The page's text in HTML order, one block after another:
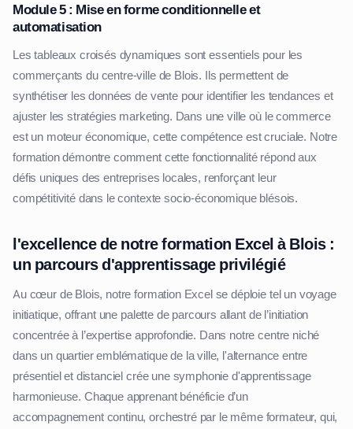
Module 5 : Mise en forme conditionnelle et
automatisation
Les tableaux croisés dynamiques sont essentiels pour les
commerçants du centre-ville de Blois. Ils permettent de
synthétiser les données de vente pour identifier les tendances et
ajuster les stratégies marketing. Dans une ville où le commerce
est un moteur économique, cette compétence est cruciale. Notre
formation démontre comment cette fonctionnalité répond aux
défis uniques des entreprises locales, renforçant leur
compétitivité dans le contexte socio-économique blésois.
l'excellence de notre formation Excel à Blois :
un parcours d'apprentissage privilégié
Au cœur de Blois, notre formation Excel se déploie tel un voyage
initiatique, offrant une palette de parcours allant de l’initiation
concentrée à l’expertise approfondie. Dans notre centre niché
dans un quartier emblématique de la ville, l'alternance entre
présentiel et distanciel crée une symphonie d'apprentissage
harmonieuse. Chaque apprenant bénéficie d’un
accompagnement continu, orchestré par le même formateur, qui,